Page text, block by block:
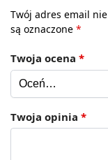
Twój adres email
są oznaczone *
Twoja ocena *
Twoja opinia *